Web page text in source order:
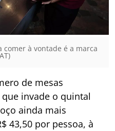
à vontade é a marca
de mesas
invade o quintal
ainda mais
43,50 por pessoa, à